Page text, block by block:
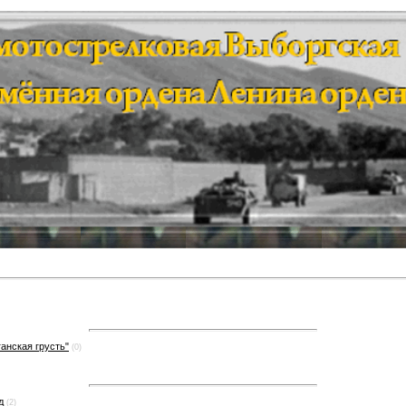
грусть" (0)
(2)